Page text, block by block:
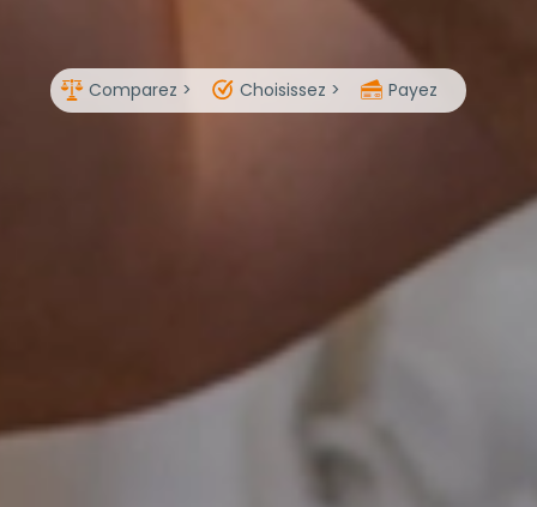
Comparez > Choisissez > Payez